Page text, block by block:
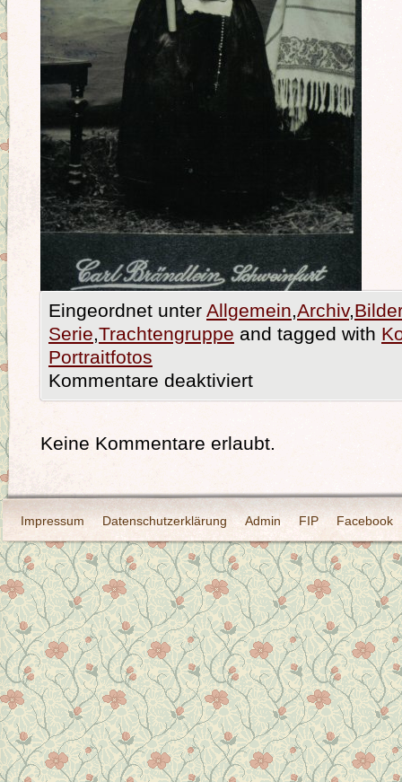
Eingeordnet unter Allgemein,Archiv,Bilder
Serie,Trachtengruppe and tagged with
Portraitfotos
Kommentare deaktiviert
Keine Kommentare erlaubt.
Impressum Datenschutzerklärung Admin FIP Facebook